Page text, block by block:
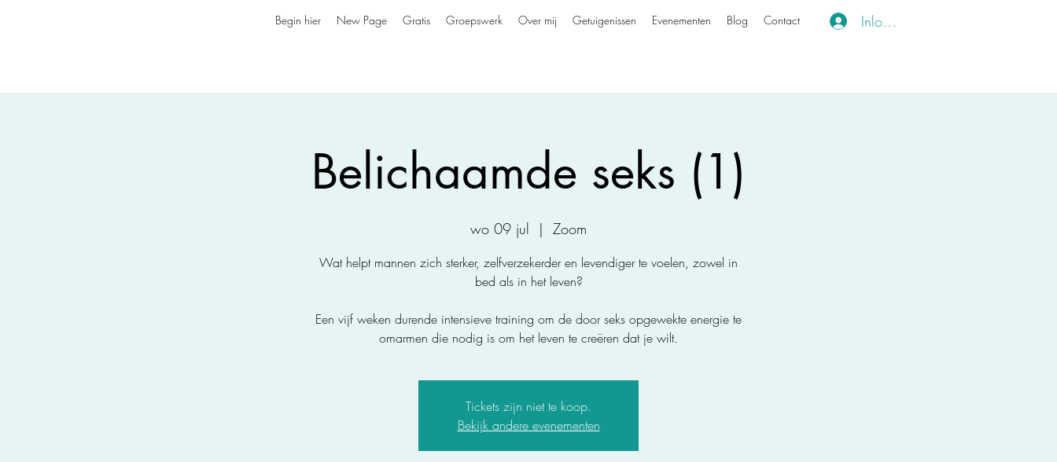
Begin hier New Page Gratis Groepswerk Over mij Getuigenissen Evenementen Blog Contact Inloggen
Belichaamde seks (1)
wo 09 jul
  |
Zoom
Wat helpt mannen zich sterker, zelfverzekerder en levendiger te voelen, zowel in
bed als in het leven?
Een vijf weken durende intensieve training om de door seks opgewekte energie te
omarmen die nodig is om het leven te creëren dat je wilt.
Tickets zijn niet te koop.
Bekijk andere evenementen